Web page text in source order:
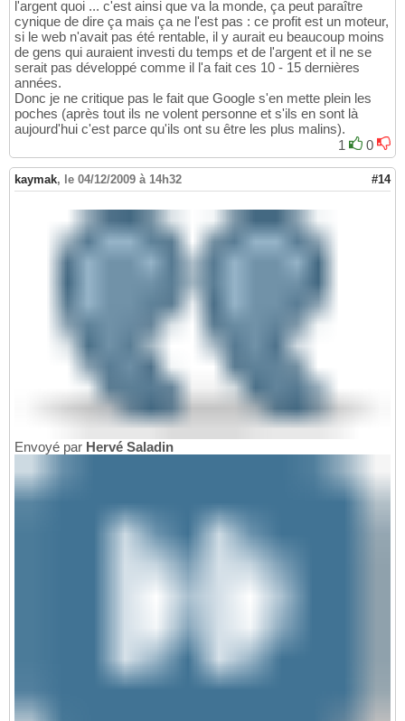
l'argent quoi ... c'est ainsi que va la monde, ça peut paraître
cynique de dire ça mais ça ne l'est pas : ce profit est un moteur,
si le web n'avait pas été rentable, il y aurait eu beaucoup moins
de gens qui auraient investi du temps et de l'argent et il ne se
serait pas développé comme il l'a fait ces 10 - 15 dernières
années.
Donc je ne critique pas le fait que Google s'en mette plein les
poches (après tout ils ne volent personne et s'ils en sont là
aujourd'hui c'est parce qu'ils ont su être les plus malins).
1
0
kaymak, le 04/12/2009 à 14h32 #14
Envoyé par Hervé Saladin